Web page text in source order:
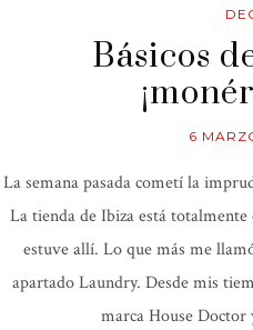
Básicos
6
La semana pasada cometí la
La tienda de Ibiza está
estuve allí. Lo que más me
apartado Laundry. Desde mis
marca House